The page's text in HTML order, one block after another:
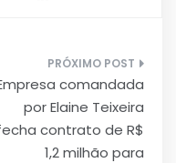
comandada
por Elaine Teixeira
contrato de R$
1,2 milhão para